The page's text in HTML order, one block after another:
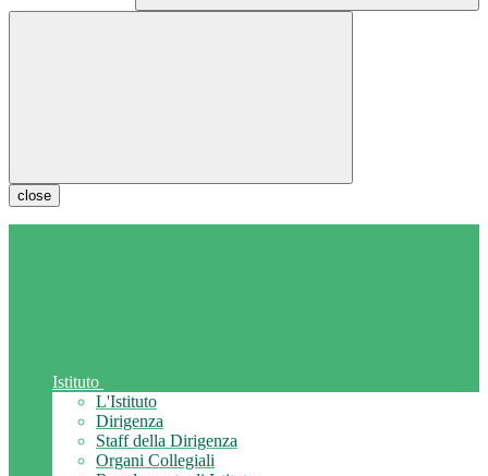
close
Istituto
L'Istituto
Dirigenza
Staff della Dirigenza
Organi Collegiali